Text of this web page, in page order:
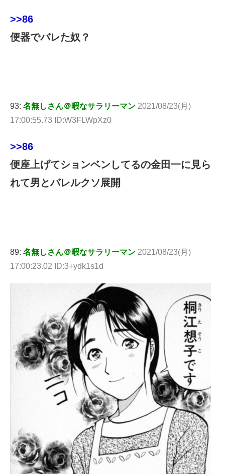
>>86
便器でバレた奴？
93: 名無しさん＠暇なサラリーマン 2021/08/23(月)
17:00:55.73 ID:W3FLWpXz0
>>86
便座上げてションベンしてるの金田一に見ら
れて男とバレルクソ展開
89: 名無しさん＠暇なサラリーマン 2021/08/23(月)
17:00:23.02 ID:3+ydk1s1d